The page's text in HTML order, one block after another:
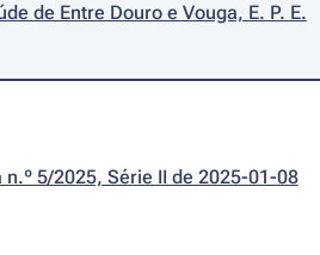
de Entre Douro e Vouga, E. P. E.
5/2025, Série II de 2025-01-08